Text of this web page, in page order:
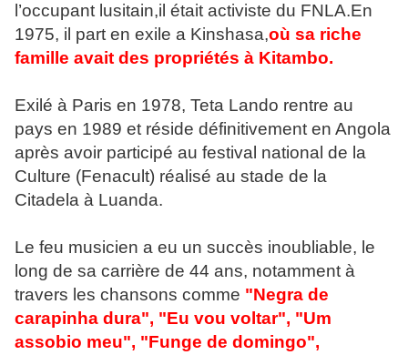
l’occupant lusitain,il était activiste du FNLA.En
1975, il part en exile a Kinshasa,où sa riche
famille avait des propriétés à Kitambo.
Exilé à Paris en 1978, Teta Lando rentre au
pays en 1989 et réside définitivement en Angola
après avoir participé au festival national de la
Culture (Fenacult) réalisé au stade de la
Citadela à Luanda.
Le feu musicien a eu un succès inoubliable, le
long de sa carrière de 44 ans, notamment à
travers les chansons comme "Negra de
carapinha dura", "Eu vou voltar", "Um
assobio meu", "Funge de domingo",